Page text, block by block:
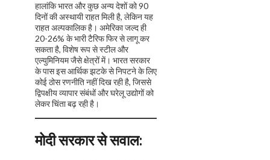
हालांकि भारत और कुछ अन्य देशों को 90
दिनों की अस्थायी राहत मिली है, लेकिन यह
राहत अल्पकालिक है। अमेरिका जल्द ही
20-26% के भारी टैरिफ फिर से लागू कर
सकता है, विशेष रूप से स्टील और
एल्युमिनियम जैसे क्षेत्रों में। भारत सरकार
के पास इस आर्थिक झटके से निपटने के लिए
कोई ठोस रणनीति नहीं दिख रही है, जिससे
द्विपक्षीय व्यापार संबंधों और घरेलू उद्योगों को
लेकर चिंता बढ़ रही है।
मोदी सरकार से सवाल: